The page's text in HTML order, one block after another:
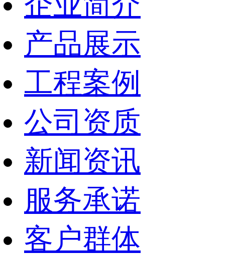
产品展示
工程案例
公司资质
新闻资讯
服务承诺
客户群体